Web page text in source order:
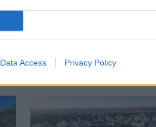
Data Access Privacy Policy